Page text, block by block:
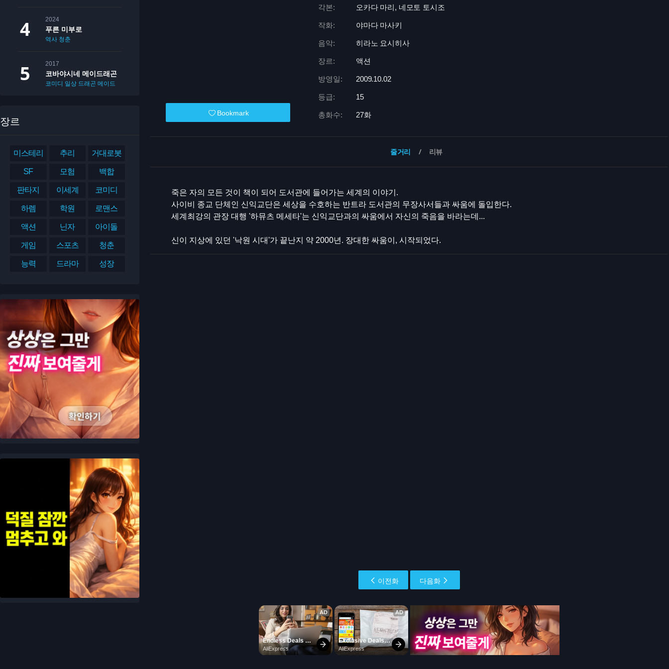
2024
푸른 미부로
역사 청춘
2017
코바야시네 메이드래곤
코미디 일상 드래곤 메이드
장르
미스테리 추리 거대로봇
SF 모험 백합
판타지 이세계 코미디
하렘 학원 로맨스
액션 닌자 아이돌
게임 스포츠 청춘
능력 드라마 성장
Bookmark
각본: 오카다 마리, 네모토 토시조
작화: 야마다 마사키
음악: 히라노 요시히사
장르: 액션
방영일: 2009.10.02
등급: 15
총화수: 27화
줄거리 리뷰
죽은 자의 모든 것이 책이 되어 도서관에 들어가는 세계의 이야기.
사이비 종교 단체인 신익교단은 세상을 수호하는 반트라 도서관의 무장사서들과 싸움에 돌입한다.
세계최강의 관장 대행 '하뮤츠 메세타'는 신익교단과의 싸움에서 자신의 죽음을 바라는데...
신이 지상에 있던 '낙원 시대'가 끝난지 약 2000년. 장대한 싸움이, 시작되었다.
이전화 다음화